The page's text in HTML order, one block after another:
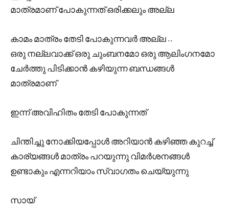
മാത്രമാണ് പോകുന്നത് ഒരിക്കലും അല്ല
കാമം മാത്രം തേടി പോകുന്നവർ അല്ല ..
ഒരു നല്ലവാക്ക് ഒരു ചുംബനമോ ഒരു ആലിംഗനമോ
ചേർത്തു പിടിക്കാൻ കഴിയുന്ന ബന്ധങ്ങൾ
മാത്രമാണ്
ഇന്ന് അവിഹിതം തേടി പോകുന്നത്
ചിന്തിച്ചു നോക്കിയപ്പോൾ അറിയാൻ കഴിഞ്ഞ കുറച്ച്
കാര്യങ്ങൾ മാത്രം പറയുന്നു വിമർശനങ്ങൾ
ഉണ്ടാകും എന്നറിയാം സ്വാഗതം ചെയ്യുന്നു
സായ്